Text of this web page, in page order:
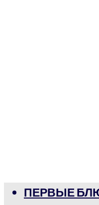
ПЕРВЫЕ